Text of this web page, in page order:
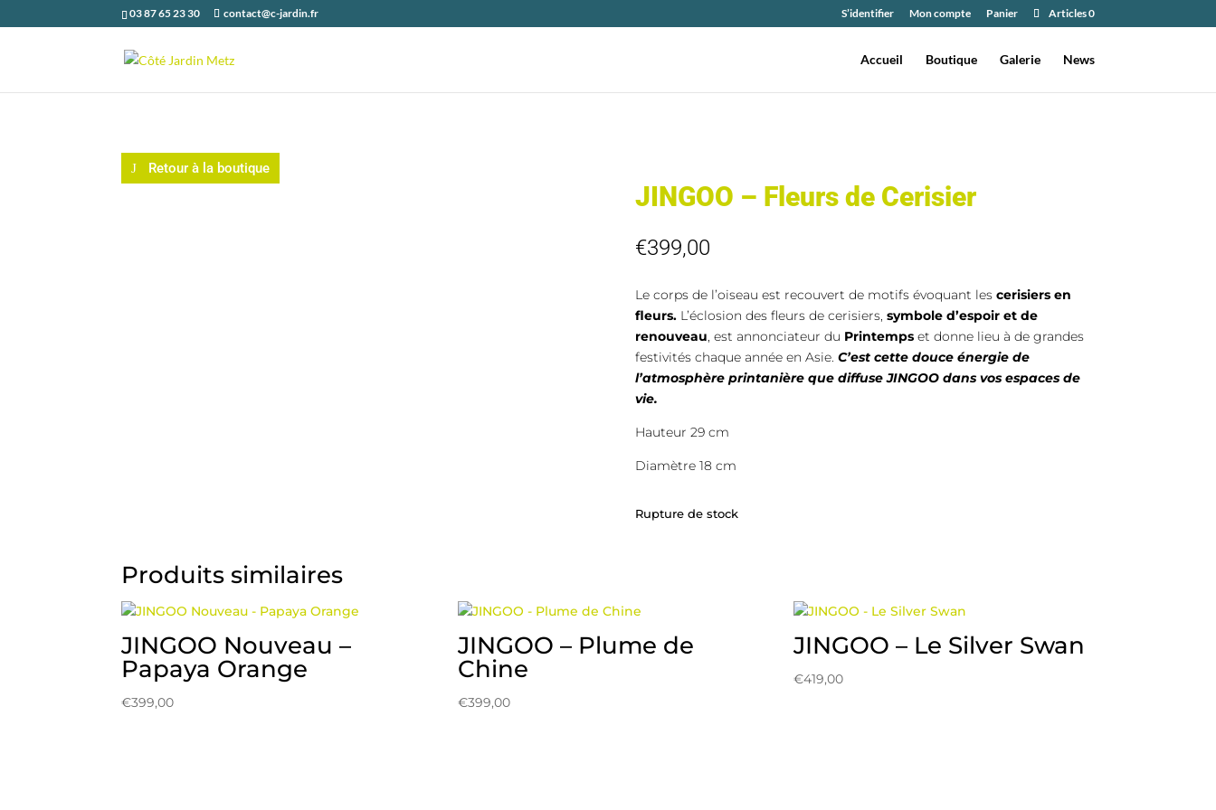
03 87 65 23 30 contact@c-jardin.fr S’identifier Mon compte Panier Articles 0
Accueil Boutique Galerie News
Retour à la boutique
JINGOO – Fleurs de Cerisier
€399,00
Le corps de l’oiseau est recouvert de motifs évoquant les cerisiers en
fleurs.L’éclosion des fleurs de cerisiers, symbole d’espoir et de
renouveau, est annonciateur du Printempset donne lieu à de grandes
festivités chaque année en Asie. C’est cette douce énergie de
l’atmosphère printanière que diffuse JINGOO dans vos espaces de
vie.
Hauteur 29 cm
Diamètre 18 cm
Rupture de stock
Produits similaires
JINGOO Nouveau –
Papaya Orange
€399,00
JINGOO – Plume de
Chine
€399,00
JINGOO – Le Silver Swan
€419,00